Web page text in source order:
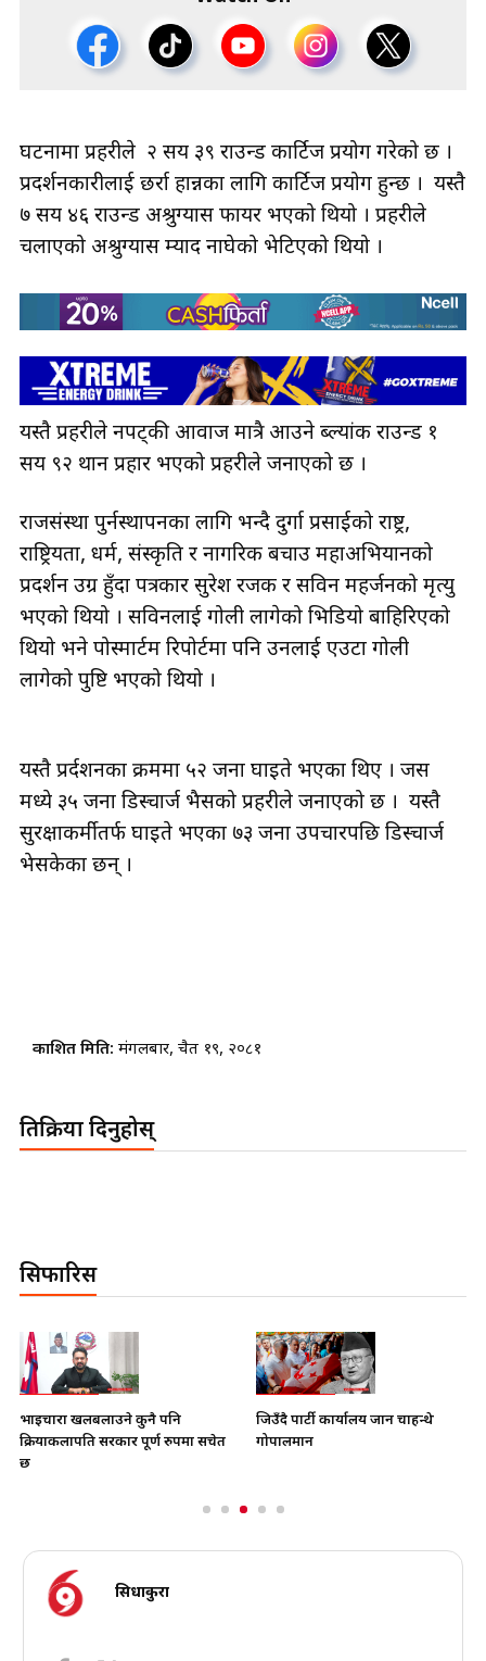
घटनामा प्रहरीले २ सय ३९ राउन्ड कार्टिज प्रयोग गरेको छ ।
प्रदर्शनकारीलाई छर्रा हान्नका लागि कार्टिज प्रयोग हुन्छ । यस्तै
७ सय ४६ राउन्ड अश्रुग्यास फायर भएको थियो । प्रहरीले
चलाएको अश्रुग्यास म्याद नाघेको भेटिएको थियो ।
यस्तै प्रहरीले नपट्की आवाज मात्रै आउने ब्ल्यांक राउन्ड १
सय ९२ थान प्रहार भएको प्रहरीले जनाएको छ ।
राजसंस्था पुर्नस्थापनका लागि भन्दै दुर्गा प्रसाईको राष्ट्र,
राष्ट्रियता, धर्म, संस्कृति र नागरिक बचाउ महाअभियानको
प्रदर्शन उग्र हुँदा पत्रकार सुरेश रजक र सविन महर्जनको मृत्यु
भएको थियो । सविनलाई गोली लागेको भिडियो बाहिरिएको
थियो भने पोस्मार्टम रिपोर्टमा पनि उनलाई एउटा गोली
लागेको पुष्टि भएको थियो ।
यस्तै प्रर्दशनका क्रममा ५२ जना घाइते भएका थिए । जस
मध्ये ३५ जना डिस्चार्ज भैसको प्रहरीले जनाएको छ । यस्तै
सुरक्षाकर्मीतर्फ घाइते भएका ७३ जना उपचारपछि डिस्चार्ज
भेसकेका छन् ।
प्रकाशित मिति: मंगलबार, चैत १९, २०८१
प्रतिक्रिया दिनुहोस्
सिफारिस
भाइचारा खलबलाउने कुनै पनि
क्रियाकलापप्रति सरकार पूर्ण रुपमा सचेत
छ
जिउँदै पार्टी कार्यालय जान चाहन्थे
गोपालमान
सिधाकुरा